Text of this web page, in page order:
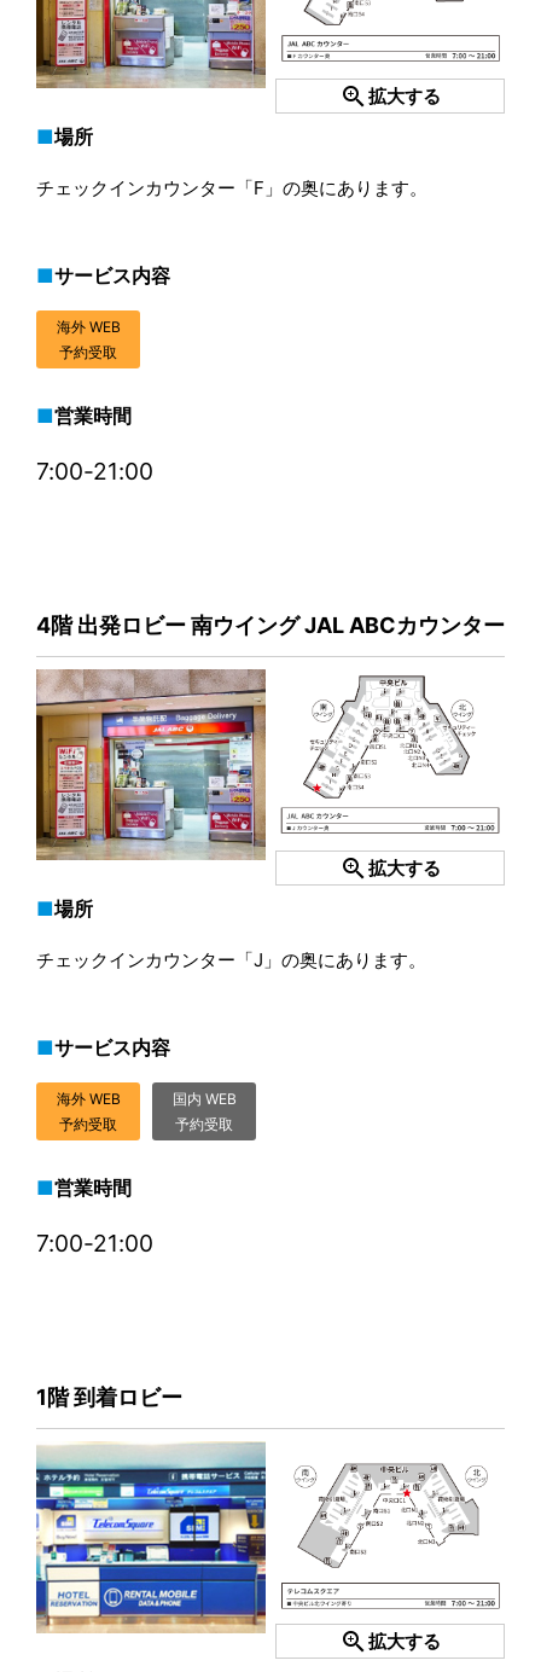
zoom_in 拡大する
場所
チェックインカウンター「F」の奥にあります。
サービス内容
海外 WEB
予約受取
営業時間
7:00-21:00
4階 出発ロビー 南ウイング JAL ABCカウンター
zoom_in拡大する
場所
チェックインカウンター「J」の奥にあります。
サービス内容
海外 WEB
予約受取
国内 WEB
予約受取
営業時間
7:00-21:00
1階 到着ロビー
zoom_in拡大する